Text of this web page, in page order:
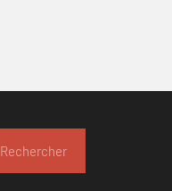
Rechercher